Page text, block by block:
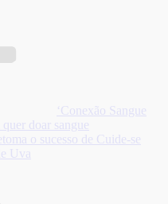
‘Conexão Sangue
doar sangue
o sucesso de Cuide-se
Uva